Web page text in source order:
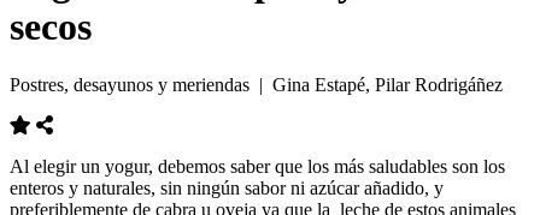
secos
Postres, desayunos y meriendas | Gina Estapé, Pilar Rodrigáñez
Al elegir un yogur, debemos saber que los más saludables son los
enteros y naturales, sin ningún sabor ni azúcar añadido, y
preferiblemente de cabra u oveja ya que la leche de estos animales